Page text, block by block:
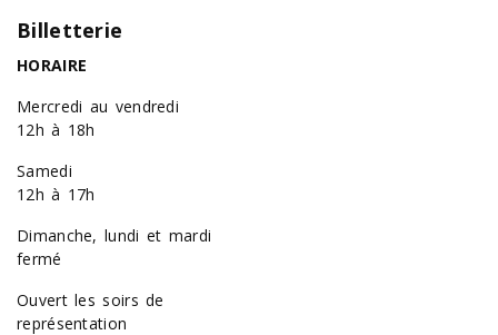
Billetterie
HORAIRE
Mercredi au vendredi
12h à 18h
Samedi
12h à 17h
Dimanche, lundi et mardi
fermé
Ouvert les soirs de
représentation